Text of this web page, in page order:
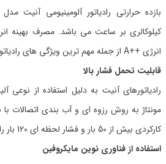
کیلوکالری بر ساعت می باشد. مصرف بهینه
انرژی ++A از جمله مهم ترین ویژگی های رادیاتورهای آنیت محسوب می گردد.
قابلیت تحمل فشار بالا
مونتاژ به روش رزوه ای و آب بندی اتصالات
کارکردی بیش از 50 بار و فشار لحظه ای 120 بار را تحمل نمایند.
استفاده از فناوری نوین مایکروفین